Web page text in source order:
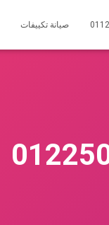
صيانة تكييفات